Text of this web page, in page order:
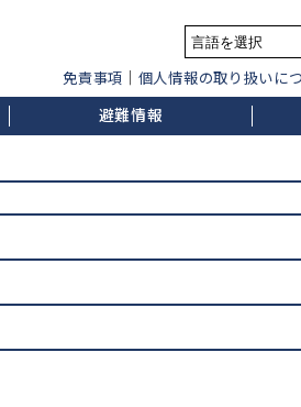
免責事項 個人情報の取り扱いに
避難情報